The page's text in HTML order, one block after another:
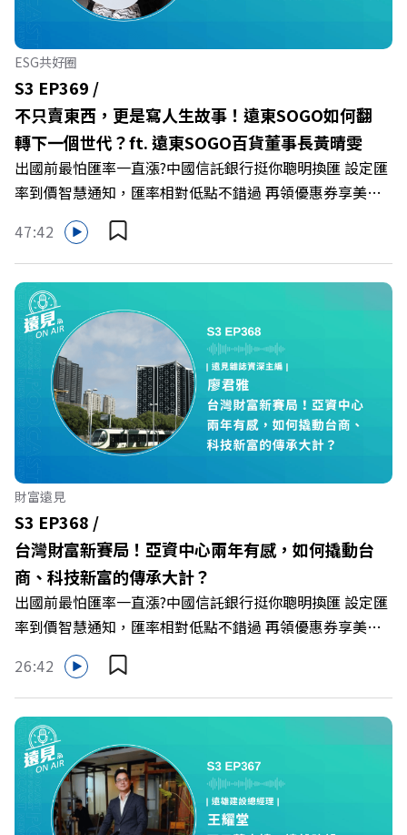
作者 李崇義、謝佳芸 +++++ 🫧清除腦袋的盲點，也順手理
清生活的雜亂。 點開看質感養成術>>
https://gvmkt.pse.is/9al3px ✨關注《遠見》更多的社群：
LINE：https://reurl.cc/A4ELQp IG：
https://bit.ly/3AjBWNV YT：https://bit.ly/38jNi9k
Powered by Firstory Hosting
ESG共好圈
S3 EP369 /
不只賣東西，更是寫人生故事！遠東SOGO如何翻
轉下一個世代？ft. 遠東SOGO百貨董事長黃晴雯
出國前最怕匯率一直漲?中國信託銀行挺你聰明換匯 設定匯
率到價智慧通知，匯率相對低點不錯過 再領優惠券享美金
最高減3分等優惠 立即設定： https://fstry.pse.is/9d7lr7
投資外幣如幣別轉換可能產生匯兌損失，應評估涉及自身情
況審慎投資。 完整注意事項詳見網站資訊。 —— 以上為
Firstory Podcast 廣告 —— 在永續減碳、綠色消費與友善
職場的變革浪潮下，傳統大流量、高耗能的百貨零售業該如
何轉型突圍？ 本集《遠見ON AIR》邀請到遠東SOGO百貨
董事長黃晴雯，帶你解析遠東SOGO如何透過戰略布局，打
造出兼顧企業獲利與社會共好的綠色零售新契機！ 🔺如何
從單純百貨專櫃轉型為有溫度的利他平台？ 🔺最難節能的
零售業如何落實「EP100」能效倍增計畫？ 🔺成功推動育
嬰留停、男同仁樂意成家！驚豔業界的「生育代理人制度」
🔺最有人情味的文化橋梁！從社會創新到經典「日本展」的
共好實踐 主持人／遠見雜誌副社長兼遠見智庫總編輯 李建
興 與談人／遠東SOGO百貨董事長 黃晴雯 +++++ 🫧清除腦
袋的盲點，也順手理清生活的雜亂。 點開看質感養成術>>
https://gvmkt.pse.is/9al3px ✨關注《遠見》更多的社群：
LINE：https://reurl.cc/A4ELQp IG：
https://bit.ly/3AjBWNV YT：https://bit.ly/38jNi9k
Powered by Firstory Hosting
47:42
財富遠見
S3 EP368 /
台灣財富新賽局！亞資中心兩年有感，如何撬動台
商、科技新富的傳承大計？
出國前最怕匯率一直漲?中國信託銀行挺你聰明換匯 設定匯
率到價智慧通知，匯率相對低點不錯過 再領優惠券享美金
最高減3分等優惠 立即設定： https://fstry.pse.is/9d7lr7
投資外幣如幣別轉換可能產生匯兌損失，應評估涉及自身情
況審慎投資。 完整注意事項詳見網站資訊。 —— 以上為
Firstory Podcast 廣告 —— 如果有一天，台灣成為亞洲新
一代的財富調度與資產管理重鎮，你的資產配置會怎麼變？
在政府力推「亞洲資產管理中心」政策、高雄專區成立滿週
年的關鍵時刻，台灣的投信、信託與財富管理業務，正迎來
史詩級的法規鬆綁與資金浪潮。 本集《遠見ON AIR》邀請
26:42